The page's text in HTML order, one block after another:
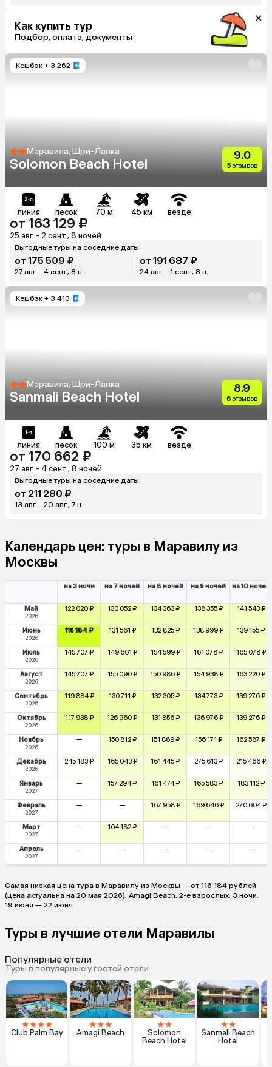
Как купить тур
Подбор, оплата, документы
Кешбэк + 3 262
Маравила, Шри-Ланка
Solomon Beach Hotel
9.0
5 отзывов
линия песок 70 м 45 км везде
от 163 129 ₽
25 авг. - 2 сент., 8 ночей
Выгодные туры на соседние даты
от 175 509 ₽
27 авг. - 4 сент., 8 н.
от 191 687 ₽
24 авг. - 1 сент., 8 н.
Кешбэк + 3 413
Маравила, Шри-Ланка
Sanmali Beach Hotel
8.9
6 отзывов
линия песок 100 м 35 км везде
от 170 662 ₽
27 авг. - 4 сент., 8 ночей
Выгодные туры на соседние даты
от 211 280 ₽
13 авг. - 20 авг., 7 н.
Календарь цен: туры в Маравилу из
Москвы
на 3 ночи на 7 ночей на 8 ночей на 9 ночей на 10 ночей
Май
2026
122 020 ₽ 130 052 ₽ 134 363 ₽ 138 355 ₽ 141 543 ₽
Июнь
2026
116 184 ₽ 131 561 ₽ 132 825 ₽ 138 999 ₽ 139 155 ₽
Июль
2026
145 707 ₽ 149 661 ₽ 154 599 ₽ 161 078 ₽ 165 078 ₽
Август
2026
145 707 ₽ 155 090 ₽ 150 986 ₽ 154 938 ₽ 163 220 ₽
Сентябрь
2026
119 884 ₽ 130 711 ₽ 132 305 ₽ 134 773 ₽ 139 276 ₽
Октябрь
2026
117 938 ₽ 126 960 ₽ 131 856 ₽ 136 976 ₽ 139 276 ₽
Ноябрь
2026
— 150 812 ₽ 151 869 ₽ 156 171 ₽ 162 587 ₽
Декабрь
2026
245 183 ₽ 165 043 ₽ 161 445 ₽ 275 613 ₽ 215 466 ₽
Январь
2027
— 157 294 ₽ 161 474 ₽ 165 583 ₽ 183 112 ₽
Февраль
2027
— — 167 958 ₽ 169 646 ₽ 270 604 ₽
Март
2027
— 164 182 ₽ — — —
Апрель
2027
— — — — —
Самая низкая цена тура в Маравилу из Москвы — от 116 184 рублей
(цена актуальна на 20 мая 2026), Amagi Beach, 2-е взрослых, 3 ночи,
19 июня — 22 июня.
Туры в лучшие отели Маравилы
Популярные отели
Туры в популярные у гостей отели
★★★★
Club Palm Bay
★★★
Amagi Beach
★★
Solomon
Beach Hotel
★★
Sanmali Beach
Hotel